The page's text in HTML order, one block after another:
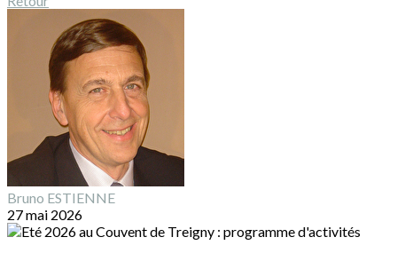
Bruno ESTIENNE
27 mai 2026